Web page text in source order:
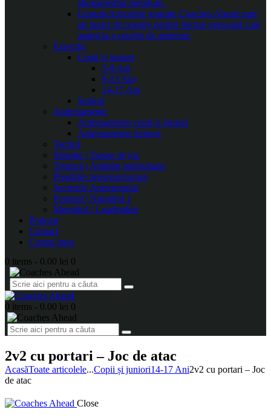
abonamentul premium.
GratuiteArticolele gratuite Coaches Ahead sunt
un punct de pornire pentru fiecare persoană care
aspiră la o poziție de antrenor.
Exerciții
Copii și juniori
5-8 Ani
9-13 Ani
14-17 Ani
Seniori
Antrenamente
Antrenamente copii și juniori
Antrenamente Seniori
Tactică
Sisteme | Trasee de joc
Tehnică | Abilități individuale
Pregătire presezon/sezon
Secretele Antrenorului
Portarul | Numărul 1
Metodică | Leadership
Podcast
Contact
Contul meu
0 items - 0.00 lei 0
0 items - 0.00 lei 0
2v2 cu portari – Joc de atac
AcasăToate articolele...Copii și juniori14-17 Ani2v2 cu portari – Joc
de atac
Close